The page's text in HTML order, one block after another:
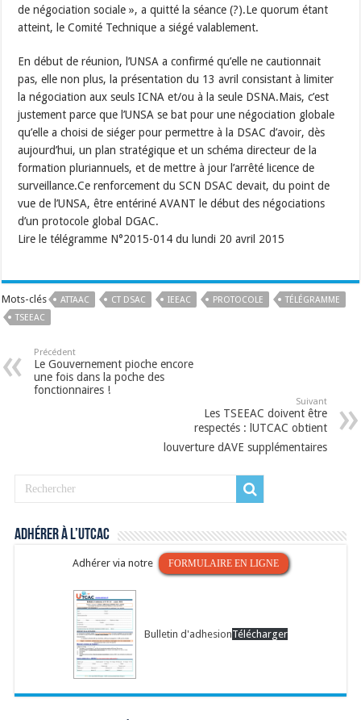
de négociation sociale », a quitté la séance (?).Le quorum étant
atteint, le Comité Technique a siégé valablement.
En début de réunion, l’UNSA a confirmé qu’elle ne cautionnait
pas, elle non plus, la présentation du 13 avril consistant à limiter
la négociation aux seuls ICNA et/ou à la seule DSNA.Mais, c’est
justement parce que l’UNSA se bat pour une négociation globale
qu’elle a choisi de siéger pour permettre à la DSAC d’avoir, dès
aujourd’hui, un plan stratégique et un schéma directeur de la
formation pluriannuels, et de mettre à jour l’arrêté licence de
surveillance.Ce renforcement du SCN DSAC devait, du point de
vue de l’UNSA, être entériné AVANT le début des négociations
d’un protocole global DGAC.
Lire le télégramme N°2015-014 du lundi 20 avril 2015
Mots-clés ATTAAC CT DSAC IEEAC PROTOCOLE
TÉLÉGRAMME
TSEEAC
Précédent
Le Gouvernement pioche encore
une fois dans la poche des
fonctionnaires !
Suivant
Les TSEEAC doivent être
respectés : lUTCAC obtient
louverture dAVE supplémentaires
Adhérer à l’UTCAC
Adhérer via notre FORMULAIRE EN LIGNE
Bulletin d'adhesionTélécharger